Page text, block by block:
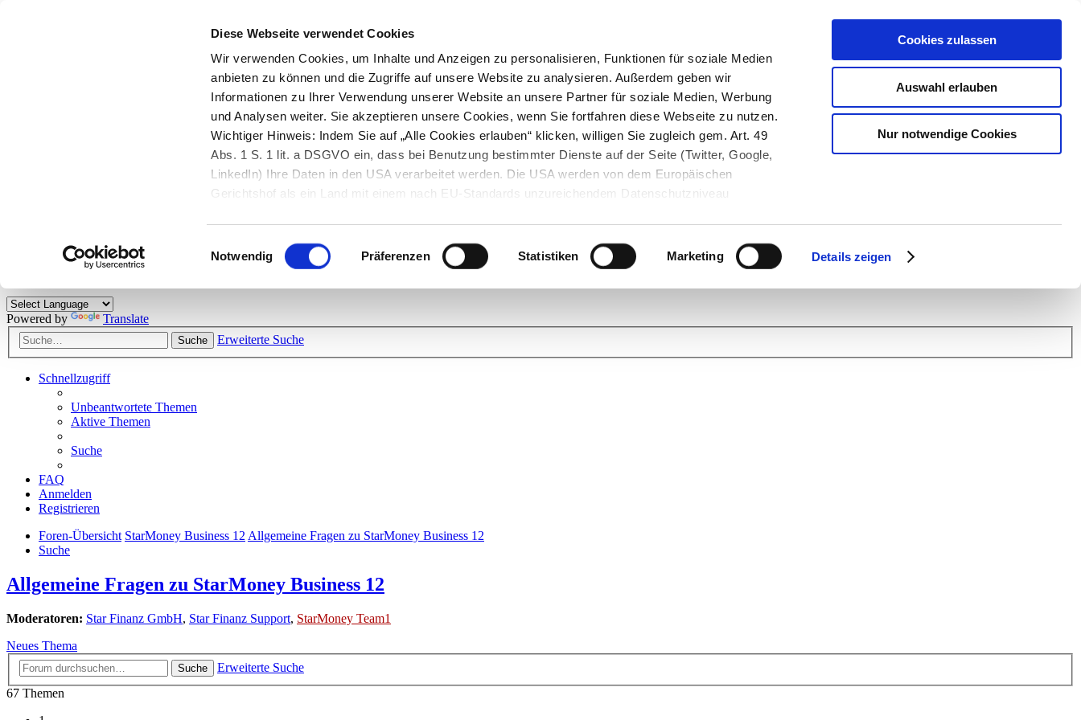
Diese Webseite verwendet Cookies
Wir verwenden Cookies, um Inhalte und Anzeigen zu personalisieren, Funktionen für soziale Medien
anbieten zu können und die Zugriffe auf unsere Website zu analysieren. Außerdem geben wir
Informationen zu Ihrer Verwendung unserer Website an unsere Partner für soziale Medien, Werbung
und Analysen weiter. Sie akzeptieren unsere Cookies, wenn Sie fortfahren diese Webseite zu nutzen.
Wichtiger Hinweis: Indem Sie auf „Alle Cookies erlauben“ klicken, willigen Sie zugleich gem. Art. 49
Abs. 1 S. 1 lit. a DSGVO ein, dass bei Benutzung bestimmter Dienste auf der Seite (Twitter, Google,
LinkedIn) Ihre Daten in den USA verarbeitet werden. Die USA werden von dem Europäischen
Gerichtshof als ein Land mit einem nach EU-Standards unzureichendem Datenschutzniveau
Einwilligungsauswahl
Notwendig Präferenzen Statistiken Marketing Details zeigen
Cookies zulassen
Auswahl erlauben
Nur notwendige Cookies
Herzlich willkommen!
Kunden viele nützliche Hilfestellungen und interessante Tipps und Tricks. Stellen Sie Ihre Fragen und helfen Sie mit Ihrem Wissen anderen weiter.
Powered by Translate
Suche Erweiterte Suche
Schnellzugriff
Unbeantwortete Themen
Aktive Themen
Suche
FAQ
Anmelden
Registrieren
Foren-Übersicht StarMoney Business 12Allgemeine Fragen zu StarMoney Business 12
Suche
Allgemeine Fragen zu StarMoney Business 12
Moderatoren: Star Finanz GmbH, Star Finanz Support, StarMoney Team1
Neues Thema
Suche
Erweiterte Suche
67 Themen